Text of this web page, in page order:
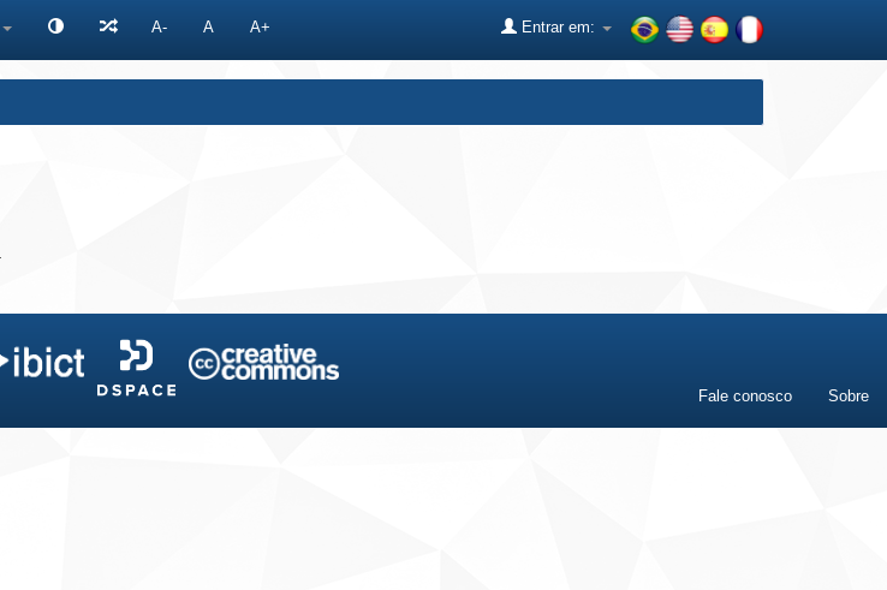
A- A A+ Entrar em:
Fale conosco Sobre